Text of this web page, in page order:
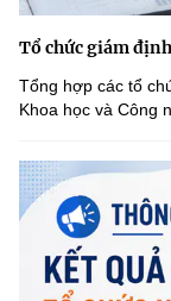
Tổ chức giám định
Tổng hợp các tổ
Khoa học và Công